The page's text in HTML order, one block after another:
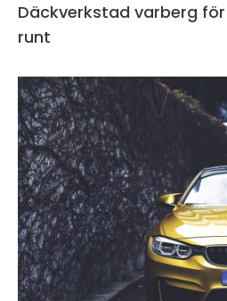
Däckverkstad varberg
runt